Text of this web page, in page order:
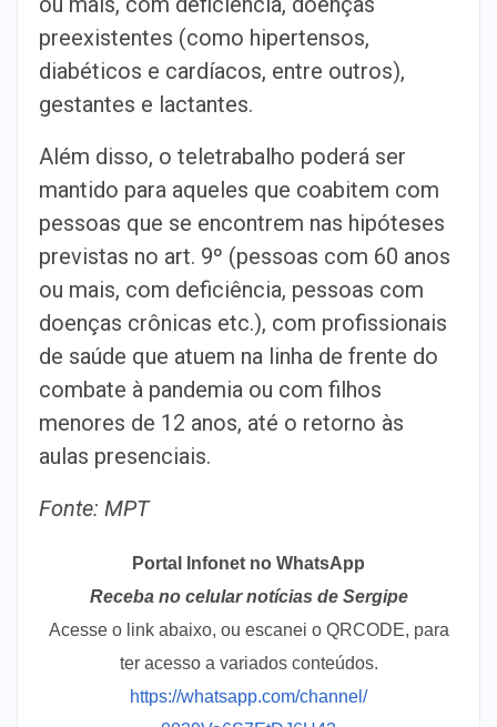
preexistentes (como hipertensos,
diabéticos e cardíacos, entre outros),
gestantes e lactantes.
Além disso, o teletrabalho poderá ser
mantido para aqueles que coabitem com
pessoas que se encontrem nas hipóteses
previstas no art. 9º (pessoas com 60 anos
ou mais, com deficiência, pessoas com
doenças crônicas etc.), com profissionais
de saúde que atuem na linha de frente do
combate à pandemia ou com filhos
menores de 12 anos, até o retorno às
aulas presenciais.
Fonte: MPT
Portal Infonet no WhatsApp
Receba no celular notícias de Sergipe
Acesse o link abaixo, ou escanei o QRCODE, para
ter acesso a variados conteúdos.
https://whatsapp.com/channel/